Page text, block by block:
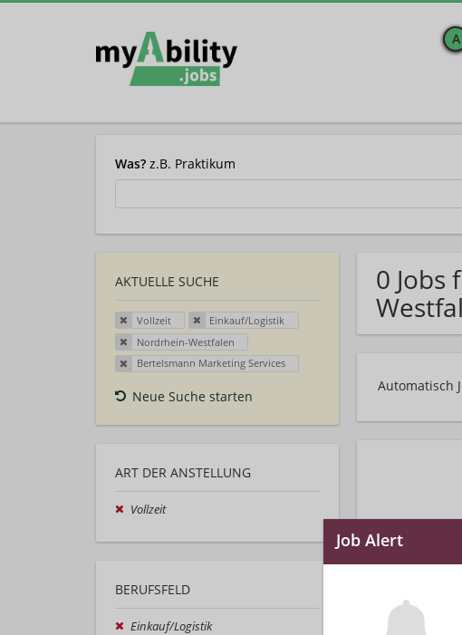
A
Was? z.B. Praktikum
AKTUELLE SUCHE
Vollzeit
Einkauf/Logistik
Nordrhein-Westfalen
Bertelsmann Marketing Services
Neue Suche starten
ART DER ANSTELLUNG
Vollzeit
BERUFSFELD
Einkauf/Logistik
0
Automatisch